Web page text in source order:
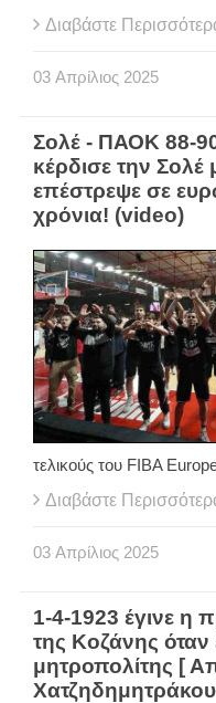
Διαβάστε
03 Απρίλιος 2025
Σολέ - ΠΑΟΚ 88-
κέρδισε την Σολέ
επέστρεψε σε
χρόνια! (video)
τελικούς του FIBA
Διαβάστε
03 Απρίλιος 2025
1-4-1923 έγινε η
της Κοζάνης όταν
μητροπολίτης [